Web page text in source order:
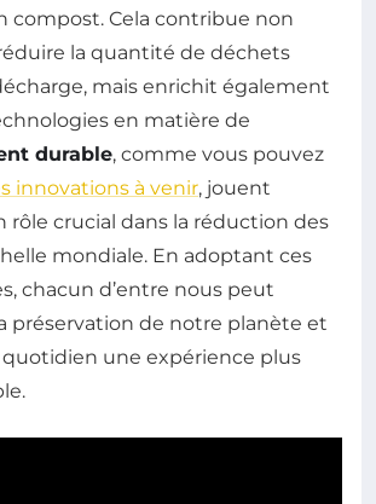
compost. Cela contribue non
la quantité de déchets
mais enrichit également
en matière de
durable, comme vous pouvez
innovations à venir, jouent
rôle crucial dans la réduction des
mondiale. En adoptant ces
chacun d’entre nous peut
préservation de notre planète et
une expérience plus